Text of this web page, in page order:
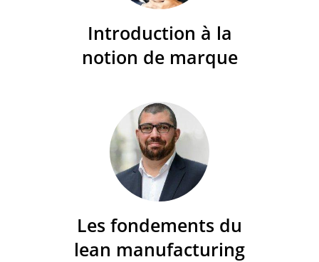
Introduction à la
notion de marque
Les fondements du
lean manufacturing